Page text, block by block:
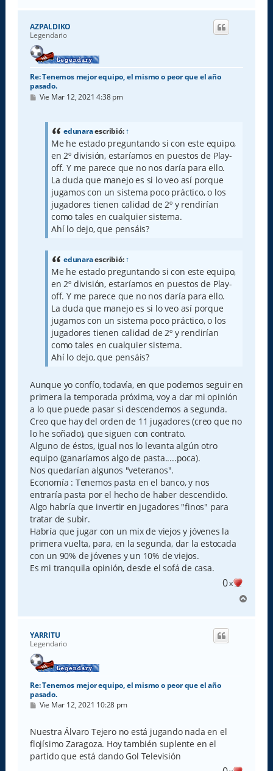
r
AZPALDIKO
Legendario
Re: Tenemos mejor equipo, el mismo o peor que el año
pasado.
M
Vie Mar 12, 2021 4:38 pm
edunaraescribió:↑
Me he estado preguntando si con este equipo,
en 2º división, estaríamos en puestos de Play-
off. Y me parece que no nos daría para ello.
La duda que manejo es si lo veo así porque
jugamos con un sistema poco práctico, o los
jugadores tienen calidad de 2º y rendirían
como tales en cualquier sistema.
Ahí lo dejo, que pensáis?
edunaraescribió:↑
Me he estado preguntando si con este equipo,
en 2º división, estaríamos en puestos de Play-
off. Y me parece que no nos daría para ello.
La duda que manejo es si lo veo así porque
jugamos con un sistema poco práctico, o los
jugadores tienen calidad de 2º y rendirían
como tales en cualquier sistema.
Ahí lo dejo, que pensáis?
Aunque yo confío, todavía, en que podemos seguir en
primera la temporada próxima, voy a dar mi opinión
a lo que puede pasar si descendemos a segunda.
Creo que hay del orden de 11 jugadores (creo que no
lo he soñado), que siguen con contrato.
Alguno de éstos, igual nos lo levanta algún otro
equipo (ganaríamos algo de pasta.....poca).
Nos quedarían algunos "veteranos".
Economía : Tenemos pasta en el banco, y nos
entraría pasta por el hecho de haber descendido.
Algo habría que invertir en jugadores "finos" para
tratar de subir.
Habría que jugar con un mix de viejos y jóvenes la
primera vuelta, para, en la segunda, dar la estocada
con un 90% de jóvenes y un 10% de viejos.
Es mi tranquila opinión, desde el sofá de casa.
0x
r
YARRITU
Legendario
Re: Tenemos mejor equipo, el mismo o peor que el año
pasado.
M
s
a
j
e
Vie Mar 12, 2021 10:28 pm
Nuestra Álvaro Tejero no está jugando nada en el
flojísimo Zaragoza. Hoy también suplente en el
partido que está dando Gol Televisión